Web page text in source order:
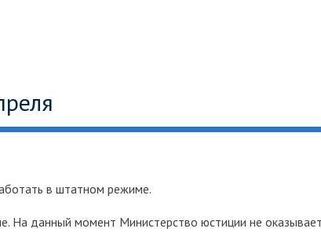
в штатном режиме.
На данный момент Министерство юстиции не оказывает